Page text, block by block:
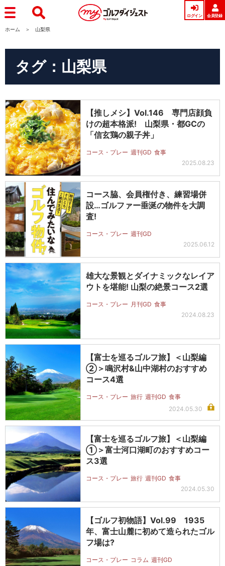
ログイン 会員登録
ホーム 山梨県
タグ：山梨県
【推しメシ】Vol.146 専門店顔負
けの超本格派! 山梨県・都GCの
「信玄鶏の親子丼」
コース・プレー 週刊GD 食事
2025.08.23
コース脇、会員権付き、練習場併
設…ゴルファー垂涎の物件を大調
査!
コース・プレー 週刊GD
2025.06.12
雄大な景観とダイナミックなレイア
ウトを堪能! 山梨の絶景コース2選
コース・プレー 月刊GD 食事
2024.08.23
【富士を巡るゴルフ旅】＜山梨編
②＞鳴沢村&山中湖村のおすすめ
コース4選
コース・プレー 旅行 週刊GD 食事
2024.05.30
【富士を巡るゴルフ旅】＜山梨編
①＞富士河口湖町のおすすめコー
ス3選
コース・プレー 旅行 週刊GD 食事
2024.05.30
【ゴルフ初物語】Vol.99 1935
年、富士山麓に初めて造られたゴル
フ場は?
コース・プレー コラム 週刊GD